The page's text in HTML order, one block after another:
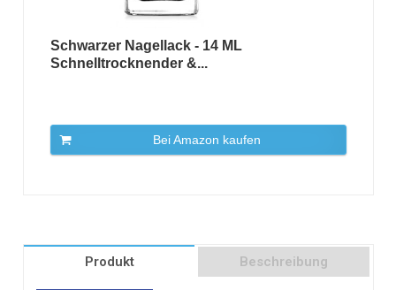
Schwarzer Nagellack - 14 ML
Schnelltrocknender &...
Bei Amazon kaufen
Produkt Beschreibung